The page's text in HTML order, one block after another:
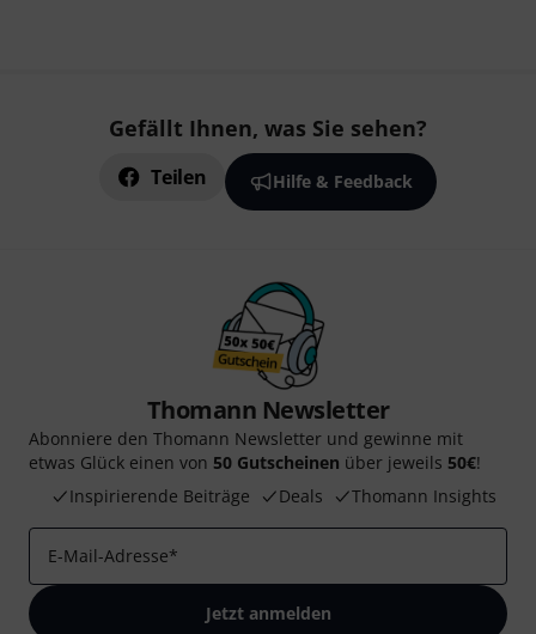
Gefällt Ihnen, was Sie sehen?
Teilen Hilfe & Feedback
Thomann Newsletter
Abonniere den Thomann Newsletter und gewinne mit
etwas Glück einen von 50 Gutscheinen über jeweils 50€!
Inspirierende Beiträge
Deals Thomann Insights
E-Mail-Adresse*
Jetzt anmelden